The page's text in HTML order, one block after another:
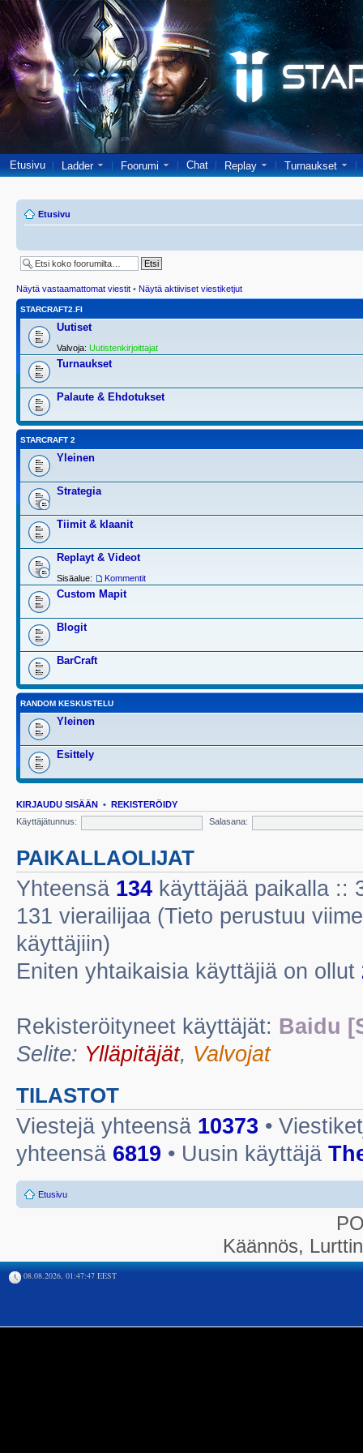
Etusivu Ladder Foorumi Chat Replay Turnaukset
Etusivu
Näytä vastaamattomat viestit • Näytä aktiiviset viestiketjut
STARCRAFT2.FI
Uutiset
Valvoja: Uutistenkirjoittajat
Turnaukset
Palaute & Ehdotukset
STARCRAFT 2
Yleinen
Strategia
Tiimit & klaanit
Replayt & Videot
Sisäalue: Kommentit
Custom Mapit
Blogit
BarCraft
RANDOM KESKUSTELU
Yleinen
Esittely
KIRJAUDU SISÄÄN • REKISTERÖIDY
Käyttäjätunnus:
Salasana:
PAIKALLAOLIJAT
Yhteensä 134 käyttäjää paikalla ::
131 vierailijaa (Tieto perustuu
käyttäjiin)
Eniten yhtaikaisia käyttäjiä on ollut
Rekisteröityneet käyttäjät: Baidu
Selite: Ylläpitäjät, Valvojat
TILASTOT
Viestejä yhteensä 10373 •
yhteensä 6819 • Uusin käyttäjä
Etusivu
Käännös,
08.08.2026, 01:47:47 EEST